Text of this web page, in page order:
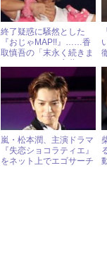
終了疑惑に騒然とした
『おじゃMAP!!』……香
取慎吾の「末永く続きま
ァン安堵！
嵐・松本潤、主演ドラマ
『失恋ショコラティエ』
をネット上でエゴサーチ